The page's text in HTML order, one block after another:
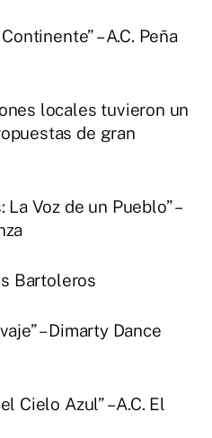
– A.C. Peña
locales tuvieron un
de gran
Voz de un Pueblo” –
Bartoleros
– Dimarty Dance
Cielo Azul” – A.C. El